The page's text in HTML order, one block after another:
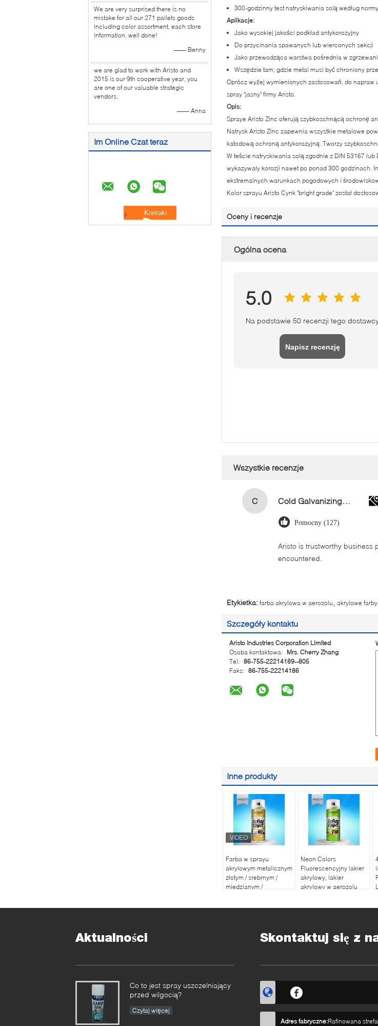
We are very surprised there is no
mistake for all our 271 pallets goods
including color assortment, each store
information, well done!
—— Benny
we are glad to work with Aristo and
2015 is our 9th cooperative year, you
are one of our valuable strategic
vendors.
—— Anna
Im Online Czat teraz
300-godzinny test natryskiwania solą według
Aplikacje:
Jako wysokiej jakości podkład antykorozyjny
Do przycinania spawanych lub wierconych sekcji
Jako przewodząca warstwa pośrednia w
Wszędzie tam, gdzie metal musi być chroniony
Oprócz wyżej wymienionych zastosowań, do napraw
spray "jasny" firmy Aristo.
Opis:
Spraye Aristo Zinc oferują szybkoschnącą ochronę
Natrysk Aristo Zinc zapewnia wszystkie metalowe
katodową ochroną antykorozyjną. Tworzy
W teście natryskiwania solą zgodnie z DIN 53167
wykazywały korozji nawet po ponad 300 godzinach.
ekstremalnych warunkach pogodowych i
Kolor sprayu Aristo Cynk "bright grade" został
Oceny i recenzje
Ogólna ocena
5.0
Na podstawie 50 recenzji tego
Napisz recenzję
Wszystkie recenzje
C Cold Galvanizing Zinc Spray Paint 400ml
Pomocny (127)
Aristo is trustworthy business
encountered.
Etykietka: farba akrylowa w aerozolu akrylowe
Szczegóły kontaktu
Aristo Industries Corporation Limited
Osoba kontaktowa:
Mrs. Cherry Zhang
Tel: 86-755-22214189--805
Faks: 86-755-22214186
Inne produkty
Farba w sprayu
akrylowym metalicznym
złotym / srebrnym /
miedzianym /
Neon Colors
Fluorescencyjny lakier
akrylowy, lakier
akrylowy w aerozolu
Aktualności
Co to jest spray uszczelniający
przed wilgocią?
Czytaj więcej
Skontaktuj się z
Adres fabryczne:Rafinowana strefa